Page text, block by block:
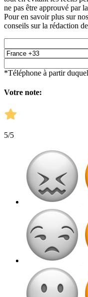
ne pas être approuvé par
Pour en savoir plus sur
conseils sur la rédaction
*Téléphone à partir
Votre note:
5/5